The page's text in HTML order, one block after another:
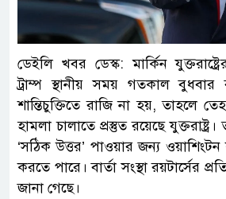
ডেইলি খবর ডেস্ক: মার্কিন
ট্রাম্প স্থানীয় সময় গতকাল
শান্তিচুক্তিতে রাজি না হয়, তাহলে
হামলা চালাতে প্রস্তুত রয়েছে
‘সঠিক উত্তর’ পাওয়ার জন্য
করতে পারে। বার্তা সংস্থা রয়টার্সের
জানা গেছে।